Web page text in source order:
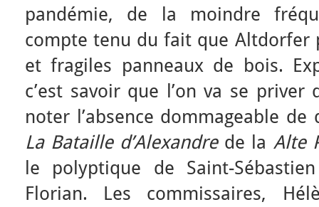
pandémie, de la moindre
compte tenu du fait que Altdorfer
et fragiles panneaux de bois.
c’est savoir que l’on va se
noter l’absence dommageable
La Bataille d’Alexandrede la Alte
le polyptique de Saint-
Florian. Les commissaires,